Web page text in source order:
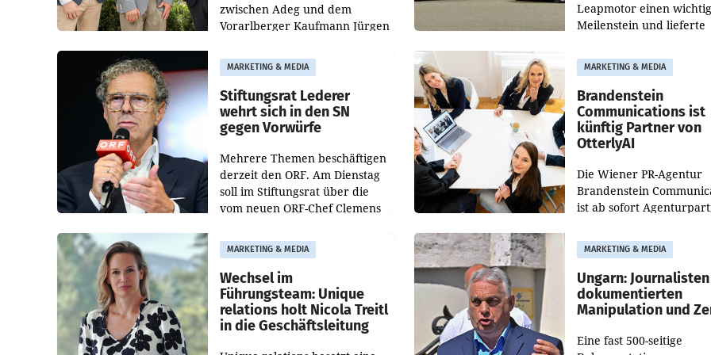
zwischen Adeg und dem
Vorarlberger Kaufmann Jürgen
freigegeben: Die
Bundeswettbewerbsbehörde
und der Bundeskartellanwalt
Leapmotor einen
Meilenstein und lieferte
aus, womit sich das
gegenüber Juli 2025
verdoppelte (+102
MARKETING & MEDIA
Stiftungsrat Lederer
wehrt sich in den SN
gegen Vorwürfe
Mehrere Themen beschäftigen
derzeit den ORF. Am Dienstag
soll im Stiftungsrat über die
vom neuen ORF-Chef Clemens
Besetzungen für die
Direktionen abgestimmt
werden.
MARKETING & MEDIA
Brandenstein
Communications ist
künftig Partner von
OtterlyAI
Die Wiener PR-Agentur
Brandenstein
ist ab sofort
Optimierungsplattform
OtterlyAI. Damit baut die
Agentur ihr
MARKETING & MEDIA
Wechsel im
Führungsteam: Unique
relations holt Nicola Treitl
in die Geschäftsleitung
MARKETING & MEDIA
Ungarn: Journalisten
dokumentierten
Manipulation und
Eine fast 500-seitige